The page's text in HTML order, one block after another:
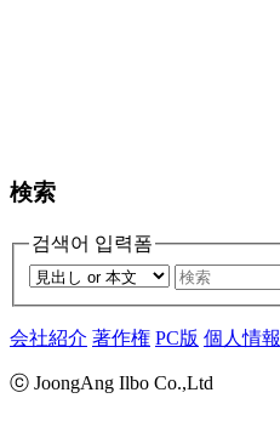
検索
검색어 입력폼
会社紹介 著作権 PC版 個人情報
ⓒ JoongAng Ilbo Co.,Ltd